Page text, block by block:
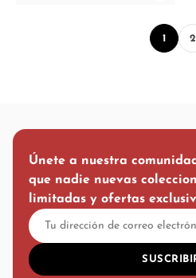
1 2
Únete a nuestra
que nadie nuevas
limitadas y ofertas